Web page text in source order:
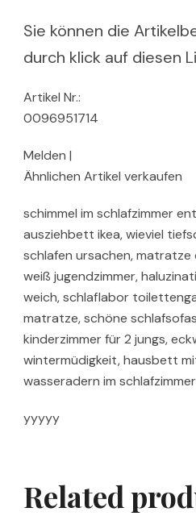
Sie können die
durch klick auf diesen
Artikel Nr.:
0096951714
Melden |
Ähnlichen Artikel verkaufen
schimmel im schlafzimmer
ausziehbett ikea, wieviel
schlafen ursachen, matratze
weiß jugendzimmer,
weich, schlaflabor
matratze, schöne
kinderzimmer für 2 jungs,
wintermüdigkeit, hausbett
wasseradern im
yyyyy
Related